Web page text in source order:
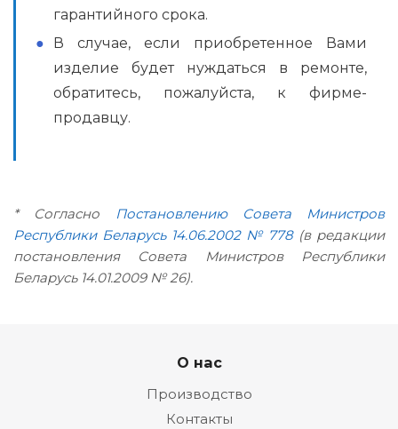
гарантийного срока.
В случае, если приобретенное Вами
изделие будет нуждаться в ремонте,
обратитесь, пожалуйста, к фирме-
продавцу.
* Согласно
Постановлению Совета Министров
Республики Беларусь 14.06.2002 № 778(в редакции
постановления Совета Министров Республики
Беларусь 14.01.2009 № 26).
О нас
Производство
Контакты